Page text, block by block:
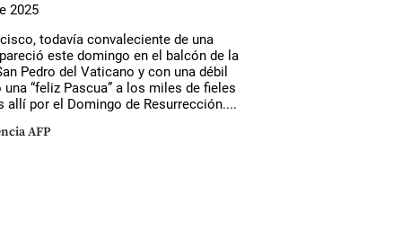
2025
todavía convaleciente de una
este domingo en el balcón de la
Pedro del Vaticano y con una débil
una “feliz Pascua” a los miles de fieles
allí por el Domingo de Resurrección....
AFP